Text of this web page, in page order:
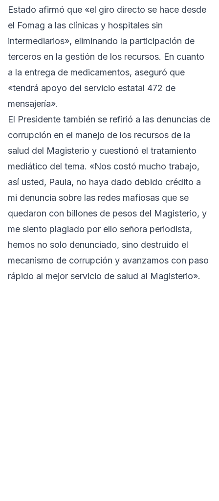
Estado afirmó que «el giro directo se hace desde
el Fomag a las clínicas y hospitales sin
intermediarios», eliminando la participación de
terceros en la gestión de los recursos. En cuanto
a la entrega de medicamentos, aseguró que
«tendrá apoyo del servicio estatal 472 de
mensajería».
El Presidente también se refirió a las denuncias de
corrupción en el manejo de los recursos de la
salud del Magisterio y cuestionó el tratamiento
mediático del tema. «Nos costó mucho trabajo,
así usted, Paula, no haya dado debido crédito a
mi denuncia sobre las redes mafiosas que se
quedaron con billones de pesos del Magisterio, y
me siento plagiado por ello señora periodista,
hemos no solo denunciado, sino destruido el
mecanismo de corrupción y avanzamos con paso
rápido al mejor servicio de salud al Magisterio».